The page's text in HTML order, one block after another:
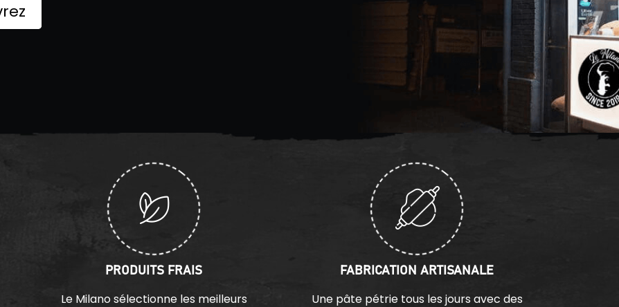
PRODUITS FRAIS
Le Milano sélectionne les meilleurs
FABRICATION ARTISANALE
Une pâte pétrie tous les jours avec des